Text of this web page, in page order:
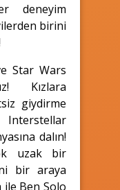
deneyim
birini
Star Wars
Kızlara
giydirme
dalın!
uzak bir
bir araya
ile Ben Solo